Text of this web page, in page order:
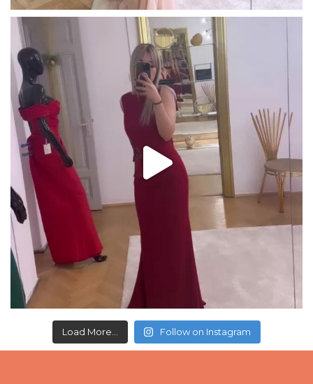
Load More... Follow on Instagram